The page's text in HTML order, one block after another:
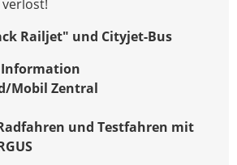
Railjet" und Cityjet-Bus
Information
Mobil Zentral
und Testfahren mit